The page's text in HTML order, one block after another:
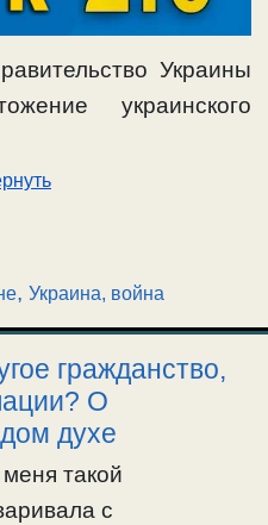
Украины
украинского
,Украина, война
гражданство,
О
духе
такой
с